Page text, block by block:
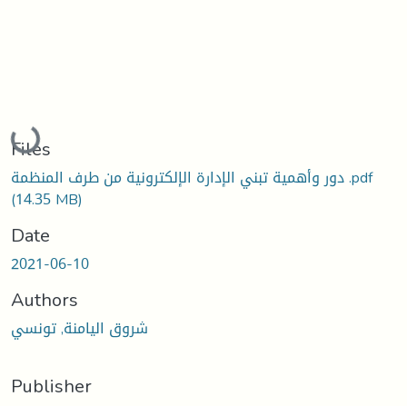
Loading...
Files
دور وأهمية تبني الإدارة الإلكترونية من طرف المنظمة .pdf
(14.35 MB)
Date
2021-06-10
Authors
شروق اليامنة, تونسي
Publisher